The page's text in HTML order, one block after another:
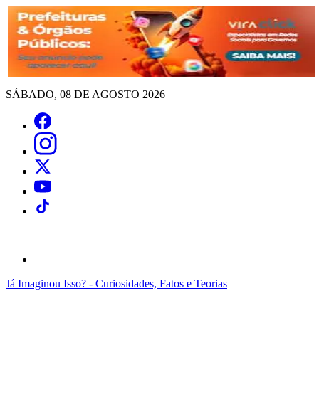
SÁBADO, 08 DE AGOSTO 2026
Já Imaginou Isso? - Curiosidades, Fatos e Teorias